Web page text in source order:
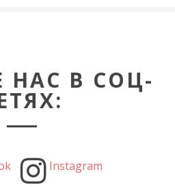
НАС В СОЦ-
Instagram